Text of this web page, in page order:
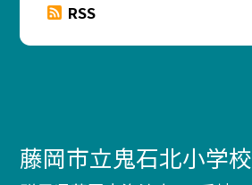
RSS
藤岡市立鬼石北小学校